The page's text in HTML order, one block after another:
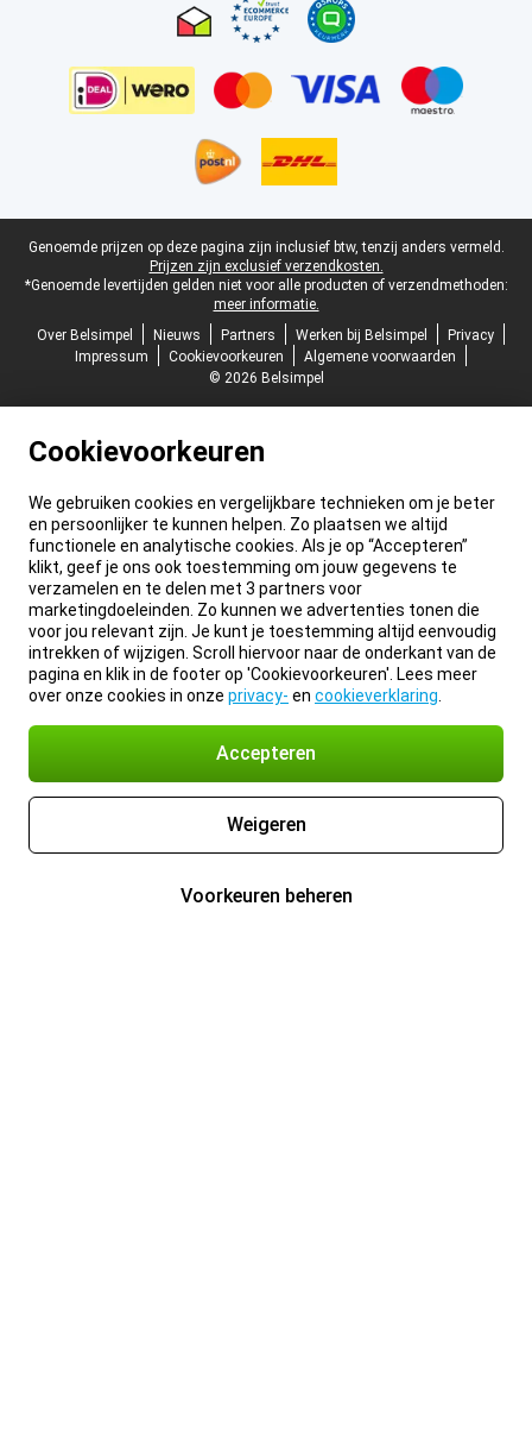
Juridische voettekst
Genoemde prijzen op deze pagina zijn inclusief btw, tenzij anders vermeld.
Prijzen zijn exclusief verzendkosten.
*Genoemde levertijden gelden niet voor alle producten of verzendmethoden:
meer informatie.
Over Belsimpel
Nieuws Partners Werken bij Belsimpel
Privacy
Impressum
Cookievoorkeuren
Algemene voorwaarden
© 2026 Belsimpel
Cookievoorkeuren
We gebruiken cookies en vergelijkbare technieken om je beter
en persoonlijker te kunnen helpen. Zo plaatsen we altijd
functionele en analytische cookies. Als je op “Accepteren”
klikt, geef je ons ook toestemming om jouw gegevens te
verzamelen en te delen met 3 partners voor
marketingdoeleinden. Zo kunnen we advertenties tonen die
voor jou relevant zijn. Je kunt je toestemming altijd eenvoudig
intrekken of wijzigen. Scroll hiervoor naar de onderkant van de
pagina en klik in de footer op 'Cookievoorkeuren'. Lees meer
over onze cookies in onze privacy- en cookieverklaring
Accepteren
Weigeren
Voorkeuren beheren